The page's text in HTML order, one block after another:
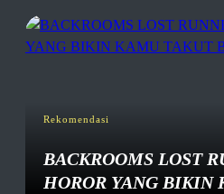
Rekomendasi
BACKROOMS LOST
HOROR YANG BIKIN